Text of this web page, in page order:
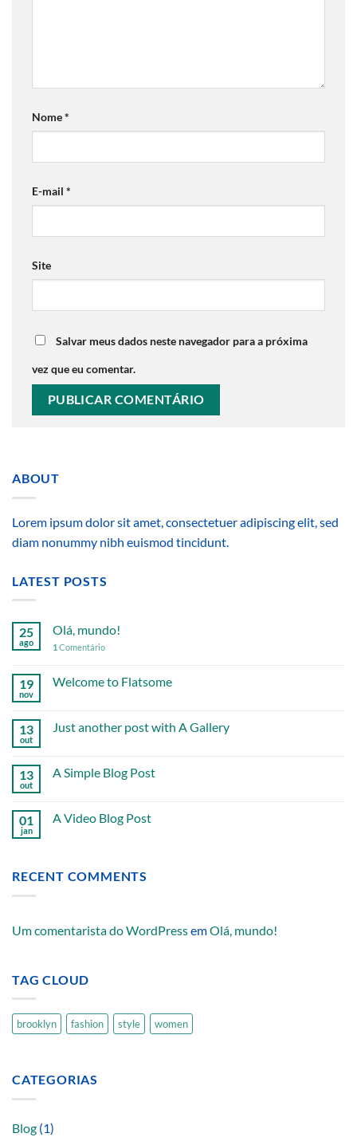
Nome*
E-mail *
Site
Salvar meus dados neste navegador para a próxima
vez que eu comentar.
ABOUT
Lorem ipsum dolor sit amet, consectetuer adipiscing elit, sed
diam nonummy nibh euismod tincidunt.
LATEST POSTS
25
ago
Olá, mundo!
1 Comentário
19
nov
Welcome to Flatsome
13
out
Just another post with A Gallery
13
out
A Simple Blog Post
01
jan
A Video Blog Post
RECENT COMMENTS
Um comentarista do WordPressemOlá, mundo!
TAG CLOUD
brooklyn fashion style women
CATEGORIAS
Blog (1)